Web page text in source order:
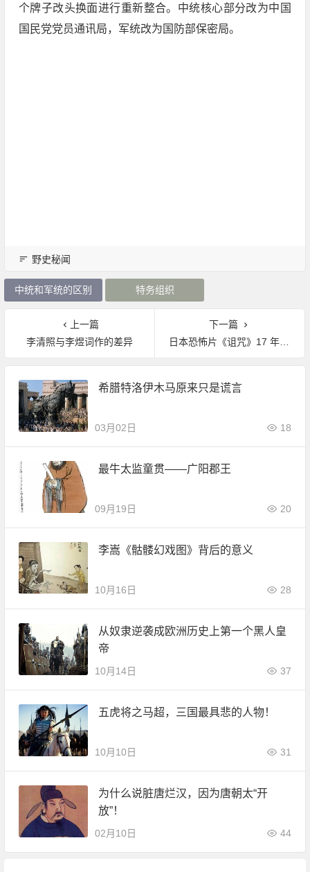
个牌子改头换面进行重新整合。中统核心部分改为中国
国民党党员通讯局，军统改为国防部保密局。
野史秘闻
中统和军统的区别 特务组织
上一篇
李清照与李煜词作的差异
下一篇
日本恐怖片《诅咒》17 年后重返大银幕上映
希腊特洛伊木马原来只是谎言
03月02日 18
最牛太监童贯——广阳郡王
09月19日 20
李嵩《骷髅幻戏图》背后的意义
10月16日 28
从奴隶逆袭成欧洲历史上第一个黑人皇
帝
10月14日 37
五虎将之马超，三国最具悲的人物！
10月10日 31
为什么说脏唐烂汉，因为唐朝太“开
放”！
02月10日 44